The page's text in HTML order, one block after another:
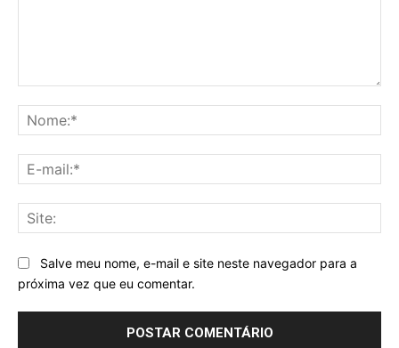
Salve meu nome, e-mail e site neste navegador para a
próxima vez que eu comentar.